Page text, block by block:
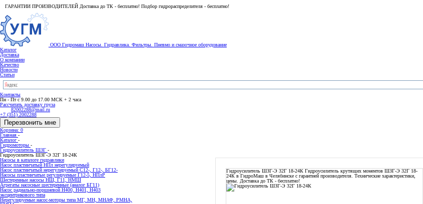
ГАРАНТИИ ПРОИЗВОДИТЕЛЕЙ Доставка до ТК - бесплатно! Подбор гидрораспределителя - бесплатно!
ООО Гидромаш Насосы. Гидравлика. Фильтры. Пневмо и смазочное оборудование
Каталог
Доставка
О компании
Качество
Новости
Статьи
Контакты
Пн - Пт с 9.00 до 17.00 МСК + 2 часа
Рассчитать доставку груза
82002288@mail.ru
+7 (351) 2002288
Перезвонить мне
Корзина: 0
Главная -
Каталог -
Гидромоторы -
Гидроусилитель ШЗГ -
Гидроусилитель ШЗГ-Э 32Г 18-24К
Насосы в каталоге гидравлики
Насос пластинчатый НПл нерегулируемый
Насос пластинчатый нерегулируемый С12-, Г12-, БГ12-
Насосы пластинчатые регулируемые Г12-5, НПлР
Шестеренные насосы НШ, Г11, НМШ
Агрегаты насосные шестеренные (аналог БГ11)
Насос радиально-поршневой Н400, Н401, Н403
эксцентрикового типа
Нерегулируемые насос-моторы типа МГ, МН, МНАФ, РМНА,
Гидроусилитель ШЗГ-Э 32Г 18-24К Гидроусилитель крутящих моментов ШЗГ-Э 32Г 18-
24К в ГидроМаш в Челябинске с гарантией производителя. Технические характеристики,
цены. Доставка до ТК - бесплатно!